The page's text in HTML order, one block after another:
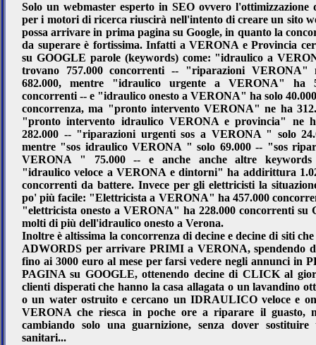
Solo un webmaster esperto in SEO ovvero l'ottimizzazione
per i motori di ricerca riuscirà nell'intento di creare un sito
possa arrivare in prima pagina su Google, in quanto la
da superare è fortissima. Infatti a VERONA e Provincia
su GOOGLE parole (keywords) come: "idraulico a
trovano 757.000 concorrenti -- "riparazioni VERONA"
682.000, mentre "idraulico urgente a VERONA" ha
concorrenti -- e "idraulico onesto a VERONA" ha solo
concorrenza, ma "pronto intervento VERONA" ne ha
"pronto intervento idraulico VERONA e provincia" ne
282.000 -- "riparazioni urgenti sos a VERONA " solo
mentre "sos idraulico VERONA " solo 69.000 -- "sos
VERONA " 75.000 -- e anche anche altre keywords
"idraulico veloce a VERONA e dintorni" ha addirittura
concorrenti da battere. Invece per gli elettricisti la
po' più facile: "Elettricista a VERONA" ha 457.000
"elettricista onesto a VERONA" ha 228.000 concorrenti su
molti di più dell'idraulico onesto a Verona.
Inoltre è altissima la concorrenza di decine e decine di siti che
ADWORDS per arrivare PRIMI a VERONA, spendendo
fino ai 3000 euro al mese per farsi vedere negli annunci in
PAGINA su GOOGLE, ottenendo decine di CLICK al
clienti disperati che hanno la casa allagata o un lavandino
o un water ostruito e cercano un IDRAULICO veloce e
VERONA che riesca in poche ore a riparare il guasto,
cambiando solo una guarnizione, senza dover
sanitari...